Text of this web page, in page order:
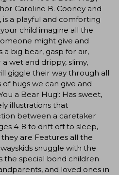
Caroline B. Cooney and
is a playful and comforting
child imagine all the
might give and
a big bear, gasp for air,
wet and drippy, slimy,
giggle their way through all
hugs we can give and
a Bear Hug!: Has sweet,
illustrations that
between a caretaker
4-8 to drift off to sleep,
are Features all the
snuggle with the
the special bond children
and loved ones in